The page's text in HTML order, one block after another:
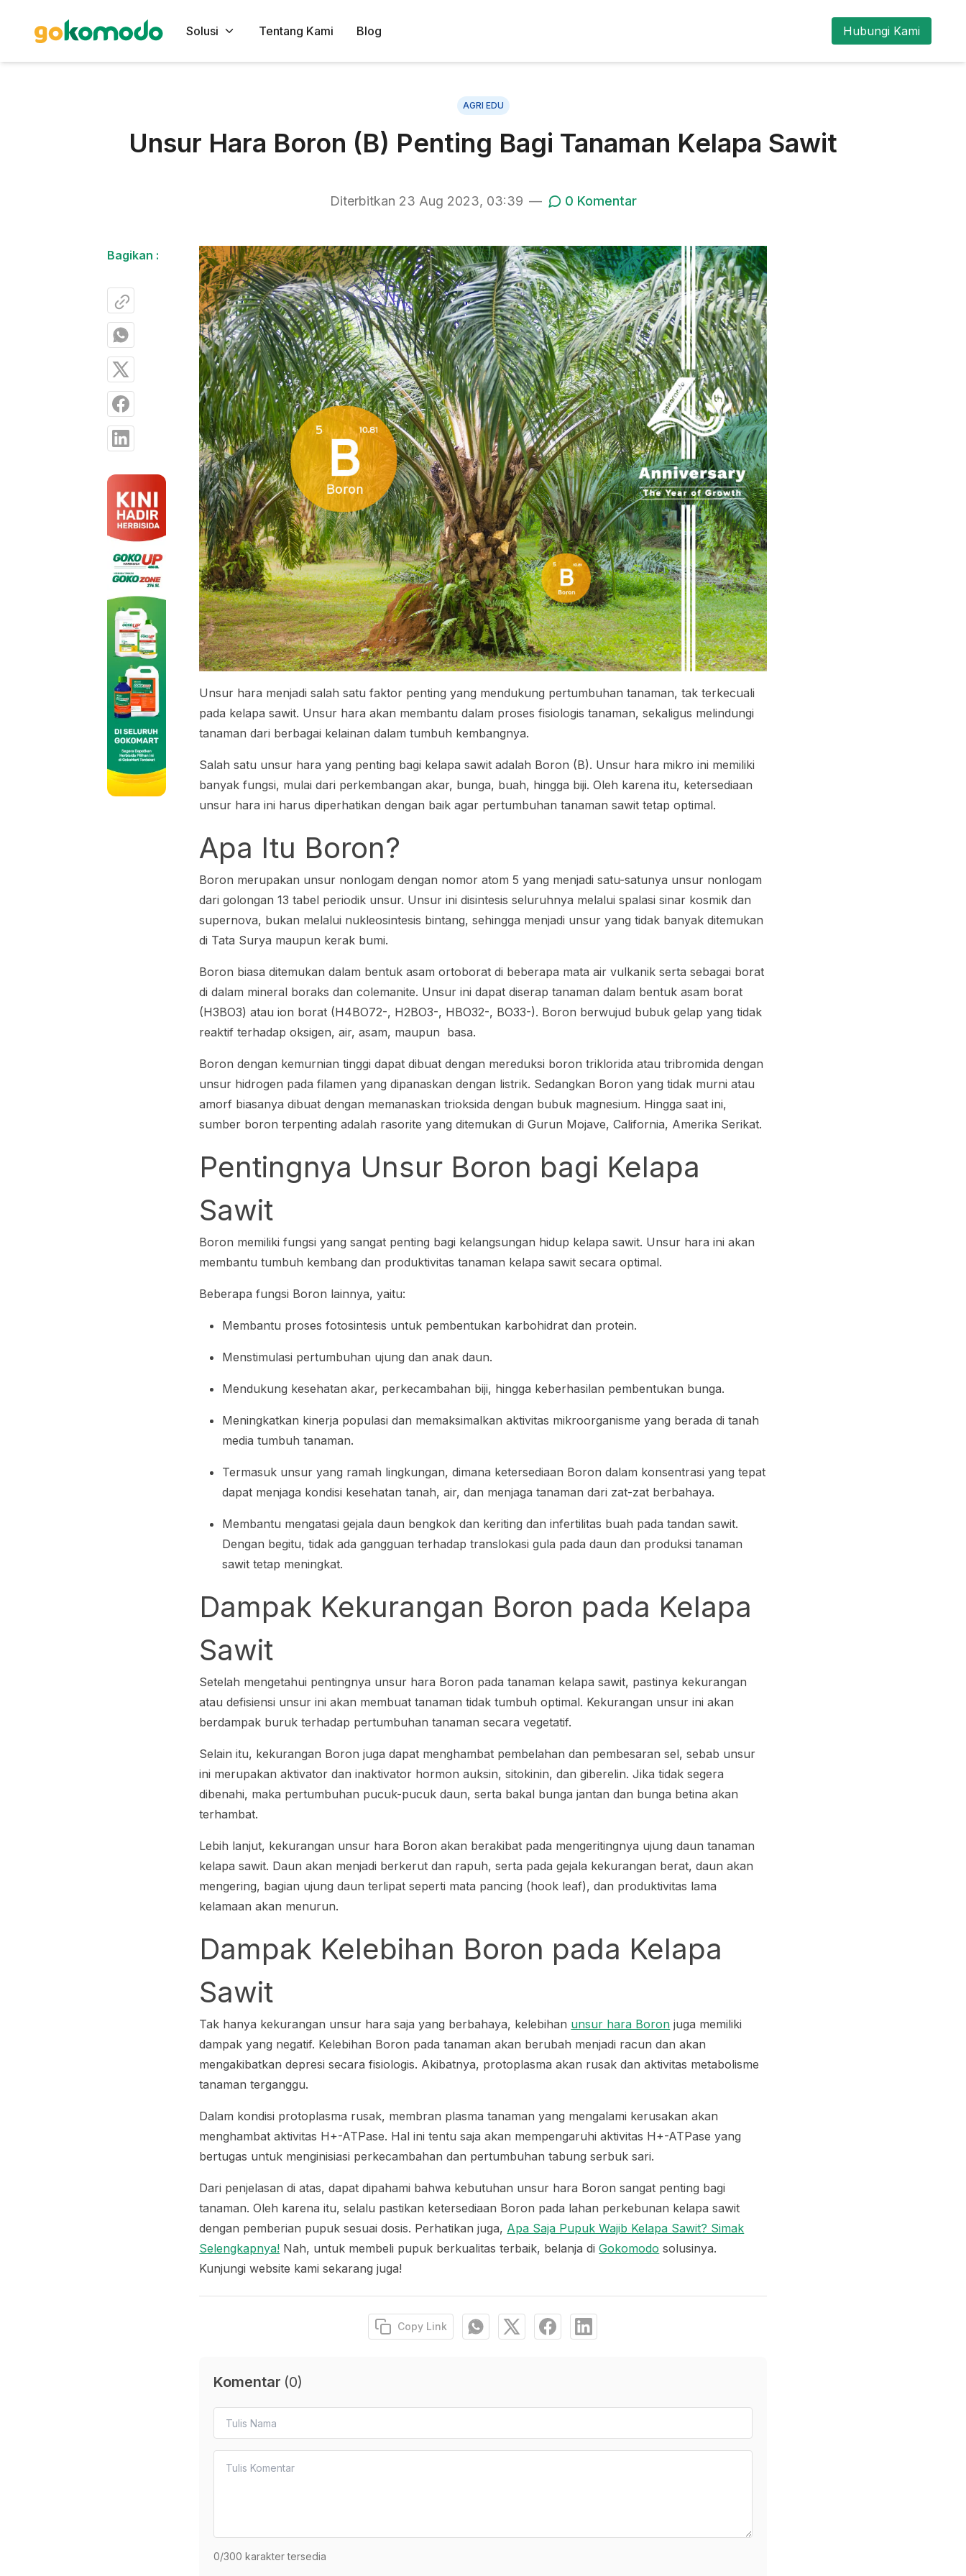
Solusi Tentang Kami Blog Hubungi Kami
AGRI EDU
Unsur Hara Boron (B) Penting Bagi Tanaman Kelapa Sawit
Diterbitkan 23 Aug 2023, 03:39 — 0 Komentar
Bagikan :
Unsur hara menjadi salah satu faktor penting yang mendukung pertumbuhan tanaman, tak terkecuali
pada kelapa sawit. Unsur hara akan membantu dalam proses fisiologis tanaman, sekaligus melindungi
tanaman dari berbagai kelainan dalam tumbuh kembangnya.
Salah satu unsur hara yang penting bagi kelapa sawit adalah Boron (B). Unsur hara mikro ini memiliki
banyak fungsi, mulai dari perkembangan akar, bunga, buah, hingga biji. Oleh karena itu, ketersediaan
unsur hara ini harus diperhatikan dengan baik agar pertumbuhan tanaman sawit tetap optimal.
Apa Itu Boron?
Boron merupakan unsur nonlogam dengan nomor atom 5 yang menjadi satu-satunya unsur nonlogam
dari golongan 13 tabel periodik unsur. Unsur ini disintesis seluruhnya melalui spalasi sinar kosmik dan
supernova, bukan melalui nukleosintesis bintang, sehingga menjadi unsur yang tidak banyak ditemukan
di Tata Surya maupun kerak bumi.
Boron biasa ditemukan dalam bentuk asam ortoborat di beberapa mata air vulkanik serta sebagai borat
di dalam mineral boraks dan colemanite. Unsur ini dapat diserap tanaman dalam bentuk asam borat
(H3BO3) atau ion borat (H4BO72-, H2BO3-, HBO32-, BO33-). Boron berwujud bubuk gelap yang tidak
reaktif terhadap oksigen, air, asam, maupun basa.
Boron dengan kemurnian tinggi dapat dibuat dengan mereduksi boron triklorida atau tribromida dengan
unsur hidrogen pada filamen yang dipanaskan dengan listrik. Sedangkan Boron yang tidak murni atau
amorf biasanya dibuat dengan memanaskan trioksida dengan bubuk magnesium. Hingga saat ini,
sumber boron terpenting adalah rasorite yang ditemukan di Gurun Mojave, California, Amerika Serikat.
Pentingnya Unsur Boron bagi Kelapa
Sawit
Boron memiliki fungsi yang sangat penting bagi kelangsungan hidup kelapa sawit. Unsur hara ini akan
membantu tumbuh kembang dan produktivitas tanaman kelapa sawit secara optimal.
Beberapa fungsi Boron lainnya, yaitu:
Membantu proses fotosintesis untuk pembentukan karbohidrat dan protein.
Menstimulasi pertumbuhan ujung dan anak daun.
Mendukung kesehatan akar, perkecambahan biji, hingga keberhasilan pembentukan bunga.
Meningkatkan kinerja populasi dan memaksimalkan aktivitas mikroorganisme yang berada di tanah
media tumbuh tanaman.
Termasuk unsur yang ramah lingkungan, dimana ketersediaan Boron dalam konsentrasi yang tepat
dapat menjaga kondisi kesehatan tanah, air, dan menjaga tanaman dari zat-zat berbahaya.
Membantu mengatasi gejala daun bengkok dan keriting dan infertilitas buah pada tandan sawit.
Dengan begitu, tidak ada gangguan terhadap translokasi gula pada daun dan produksi tanaman
sawit tetap meningkat.
Dampak Kekurangan Boron pada Kelapa
Sawit
Setelah mengetahui pentingnya unsur hara Boron pada tanaman kelapa sawit, pastinya kekurangan
atau defisiensi unsur ini akan membuat tanaman tidak tumbuh optimal. Kekurangan unsur ini akan
berdampak buruk terhadap pertumbuhan tanaman secara vegetatif.
Selain itu, kekurangan Boron juga dapat menghambat pembelahan dan pembesaran sel, sebab unsur
ini merupakan aktivator dan inaktivator hormon auksin, sitokinin, dan giberelin. Jika tidak segera
dibenahi, maka pertumbuhan pucuk-pucuk daun, serta bakal bunga jantan dan bunga betina akan
terhambat.
Lebih lanjut, kekurangan unsur hara Boron akan berakibat pada mengeritingnya ujung daun tanaman
kelapa sawit. Daun akan menjadi berkerut dan rapuh, serta pada gejala kekurangan berat, daun akan
mengering, bagian ujung daun terlipat seperti mata pancing (hook leaf), dan produktivitas lama
kelamaan akan menurun.
Dampak Kelebihan Boron pada Kelapa
Sawit
Tak hanya kekurangan unsur hara saja yang berbahaya, kelebihan unsur hara Boron juga memiliki
dampak yang negatif. Kelebihan Boron pada tanaman akan berubah menjadi racun dan akan
mengakibatkan depresi secara fisiologis. Akibatnya, protoplasma akan rusak dan aktivitas metabolisme
tanaman terganggu.
Dalam kondisi protoplasma rusak, membran plasma tanaman yang mengalami kerusakan akan
menghambat aktivitas H+-ATPase. Hal ini tentu saja akan mempengaruhi aktivitas H+-ATPase yang
bertugas untuk menginisiasi perkecambahan dan pertumbuhan tabung serbuk sari.
Dari penjelasan di atas, dapat dipahami bahwa kebutuhan unsur hara Boron sangat penting bagi
tanaman. Oleh karena itu, selalu pastikan ketersediaan Boron pada lahan perkebunan kelapa sawit
dengan pemberian pupuk sesuai dosis. Perhatikan juga, Apa Saja Pupuk Wajib Kelapa Sawit? Simak
Selengkapnya! Nah, untuk membeli pupuk berkualitas terbaik, belanja diGokomodo solusinya.
Kunjungi website kami sekarang juga!
Copy Link
Komentar (0)
0/300 karakter tersedia